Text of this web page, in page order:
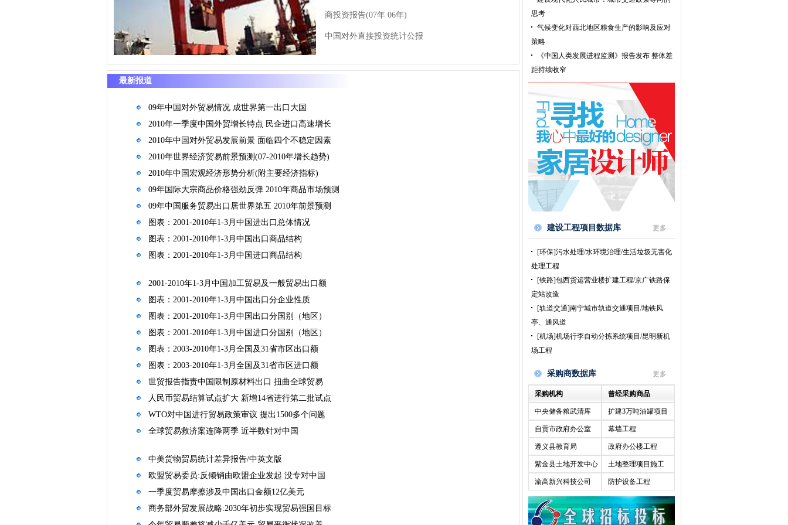
商投资报告(07年 06年)
中国对外直接投资统计公报
最新报道
09年中国对外贸易情况 成世界第一出口大国
2010年一季度中国外贸增长特点 民企进口高速增长
2010年中国对外贸易发展前景 面临四个不稳定因素
2010年世界经济贸易前景预测(07-2010年增长趋势)
2010年中国宏观经济形势分析(附主要经济指标)
09年国际大宗商品价格强劲反弹 2010年商品市场预测
09年中国服务贸易出口居世界第五 2010年前景预测
图表：2001-2010年1-3月中国进出口总体情况
图表：2001-2010年1-3月中国出口商品结构
图表：2001-2010年1-3月中国进口商品结构
2001-2010年1-3月中国加工贸易及一般贸易出口额
图表：2001-2010年1-3月中国出口分企业性质
图表：2001-2010年1-3月中国出口分国别（地区）
图表：2001-2010年1-3月中国进口分国别（地区）
图表：2003-2010年1-3月全国及31省市区出口额
图表：2003-2010年1-3月全国及31省市区进口额
世贸报告指责中国限制原材料出口 扭曲全球贸易
人民币贸易结算试点扩大 新增14省进行第二批试点
WTO对中国进行贸易政策审议 提出1500多个问题
全球贸易救济案连降两季 近半数针对中国
中美货物贸易统计差异报告/中英文版
欧盟贸易委员:反倾销由欧盟企业发起 没专对中国
一季度贸易摩擦涉及中国出口金额12亿美元
商务部外贸发展战略:2030年初步实现贸易强国目标